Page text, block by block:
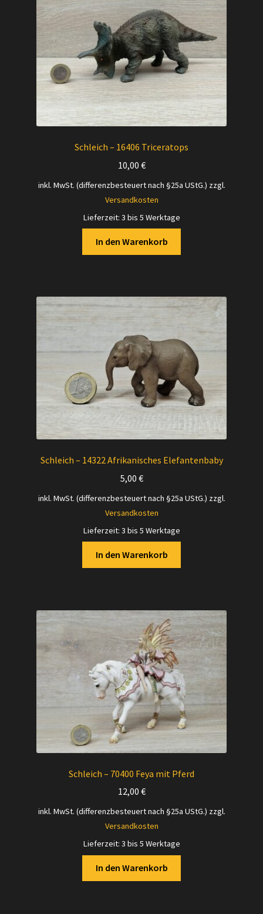
Schleich – 16406 Triceratops
10,00 €
inkl. MwSt. (differenzbesteuert nach §25a UStG.) zzgl.
Versandkosten
Lieferzeit: 3 bis 5 Werktage
In den Warenkorb
Schleich – 14322 Afrikanisches Elefantenbaby
5,00 €
inkl. MwSt. (differenzbesteuert nach §25a UStG.) zzgl.
Versandkosten
Lieferzeit: 3 bis 5 Werktage
In den Warenkorb
Schleich – 70400 Feya mit Pferd
12,00 €
inkl. MwSt. (differenzbesteuert nach §25a UStG.) zzgl.
Versandkosten
Lieferzeit: 3 bis 5 Werktage
In den Warenkorb